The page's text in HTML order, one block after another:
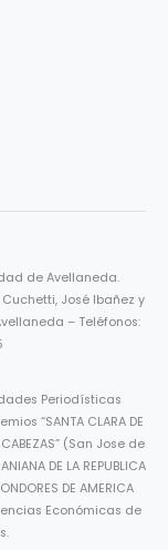
de Avellaneda.
José Ibañez y
– Teléfonos:
Periodísticas
“SANTA CLARA DE
(San Jose de
DE LA REPUBLICA
DE AMERICA
Económicas de